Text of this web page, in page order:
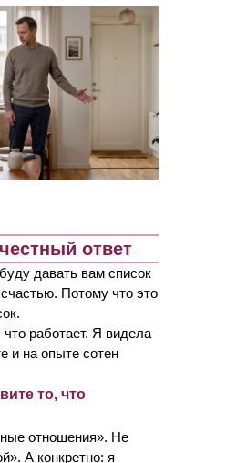
ответ
давать вам список
Потому что это
что работает. Я видела
и на опыте сотен
то, что
отношения». Не
А конкретно: я